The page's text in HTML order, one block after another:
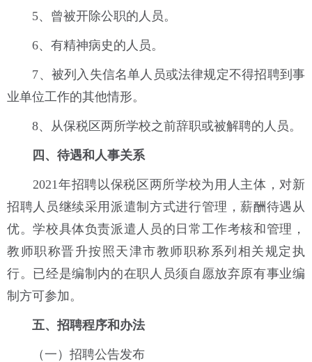
5、曾被开除公职的人员。
6、有精神病史的人员。
7、被列入失信名单人员或法律规定不得招聘到事
业单位工作的其他情形。
8、从保税区两所学校之前辞职或被解聘的人员。
四、待遇和人事关系
2021年招聘以保税区两所学校为用人主体，对新
招聘人员继续采用派遣制方式进行管理，薪酬待遇从
优。学校具体负责派遣人员的日常工作考核和管理，
教师职称晋升按照天津市教师职称系列相关规定执
行。已经是编制内的在职人员须自愿放弃原有事业编
制方可参加。
五、招聘程序和办法
（一）招聘公告发布